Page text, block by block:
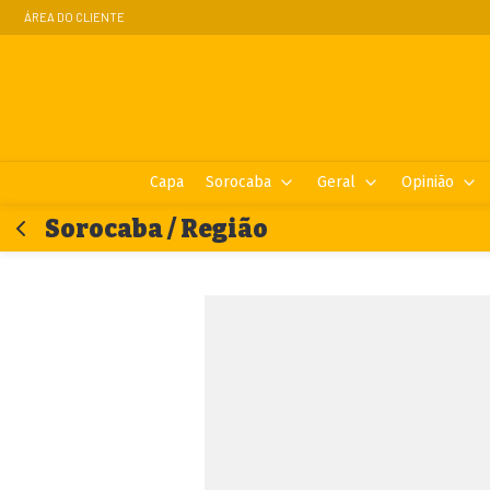
ÁREA DO CLIENTE
Capa Sorocaba Geral Opinião
Sorocaba / Região